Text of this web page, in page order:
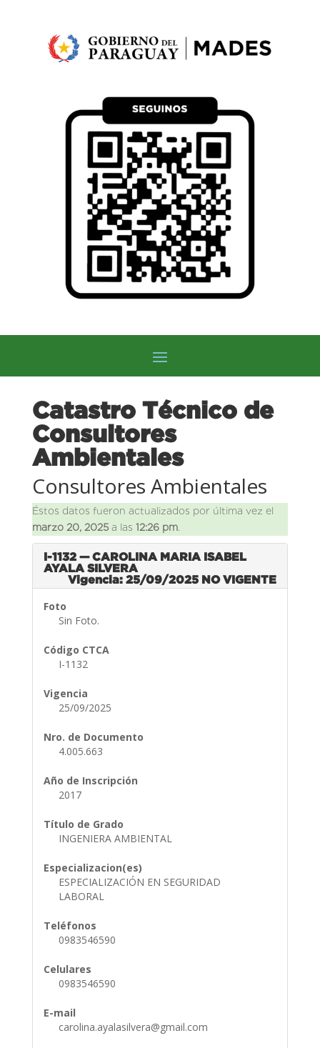
Catastro Técnico de
Consultores
Ambientales
Consultores Ambientales
Éstos datos fueron actualizados por última vez el
marzo 20, 2025a las 12:26 pm.
I-1132 — CAROLINA MARIA ISABEL
AYALA SILVERA
Vigencia: 25/09/2025 NO VIGENTE
Foto
Sin Foto.
Código CTCA
I-1132
Vigencia
25/09/2025
Nro. de Documento
4.005.663
Año de Inscripción
2017
Título de Grado
INGENIERA AMBIENTAL
Especializacion(es)
ESPECIALIZACIÓN EN SEGURIDAD
LABORAL
Teléfonos
0983546590
Celulares
0983546590
E-mail
carolina.ayalasilvera@gmail.com